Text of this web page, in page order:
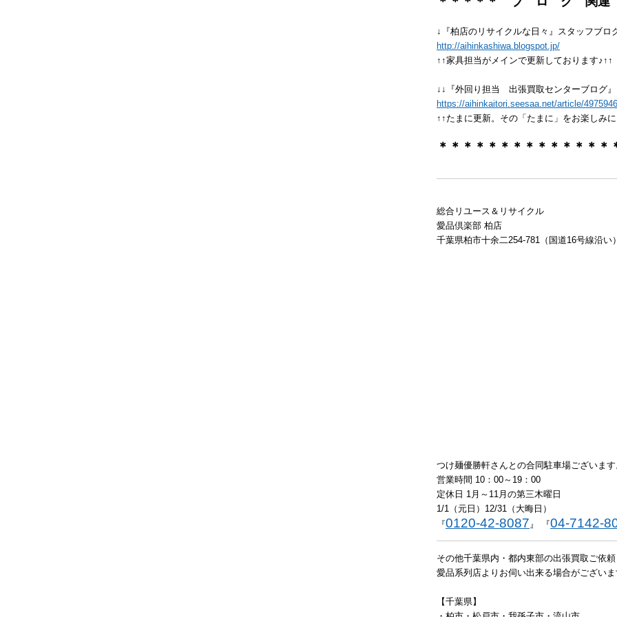
↓『柏店のリサイクルな日々』スタッフブロ
http://aihinkashiwa.blogspot.jp/
↑↑家具担当がメインで更新しております♪↑↑
↓↓『外回り担当 出張買取センターブログ』
https://aihinkaitori.seesaa.net/article/
↑↑たまに更新。その「たまに」をお楽しみ
＊＊＊＊＊＊＊＊＊＊＊＊＊＊
総合リユース＆リサイクル
愛品倶楽部 柏店
千葉県柏市十余二254-781（国道16号線沿い）
つけ麺優勝軒さんとの合同駐車場ございます
営業時間 10：00～19：00
定休日 1月～11月の第三木曜日
1/1（元日）12/31（大晦日）
『0120-42-8087 』 『04-7142-
その他千葉県内・都内東部の出張買取ご依頼
愛品系列店よりお伺い出来る場合がございま
【千葉県】